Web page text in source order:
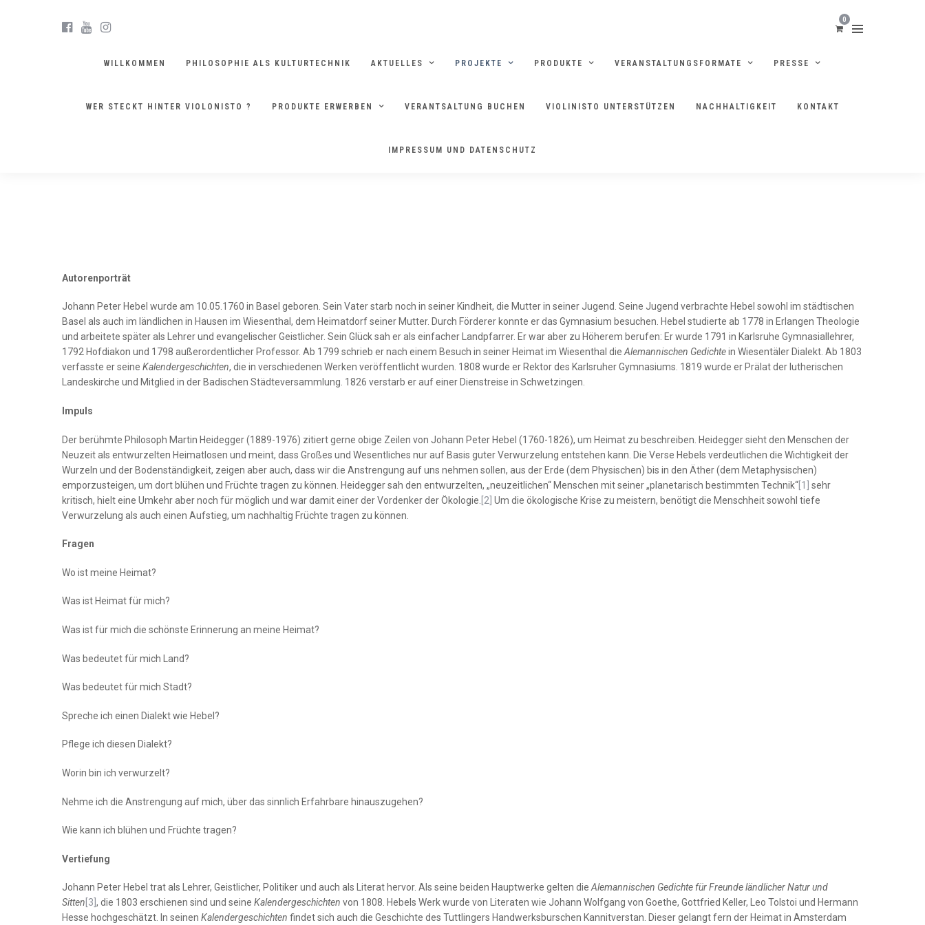
0
WILLKOMMEN PHILOSOPHIE ALS KULTURTECHNIK AKTUELLES PROJEKTE PRODUKTE VERANSTALTUNGSFORMATE PRESSE
WER STECKT HINTER VIOLONISTO ? PRODUKTE ERWERBEN VERANTSALTUNG BUCHEN VIOLINISTO UNTERSTÜTZEN NACHHALTIGKEIT KONTAKT
IMPRESSUM UND DATENSCHUTZ
Autorenporträt
Johann Peter Hebel wurde am 10.05.1760 in Basel geboren. Sein Vater starb noch in seiner Kindheit, die Mutter in seiner Jugend. Seine Jugend verbrachte Hebel sowohl im städtischen
Basel als auch im ländlichen in Hausen im Wiesenthal, dem Heimatdorf seiner Mutter. Durch Förderer konnte er das Gymnasium besuchen. Hebel studierte ab 1778 in Erlangen Theologie
und arbeitete später als Lehrer und evangelischer Geistlicher. Sein Glück sah er als einfacher Landpfarrer. Er war aber zu Höherem berufen: Er wurde 1791 in Karlsruhe Gymnasiallehrer,
1792 Hofdiakon und 1798 außerordentlicher Professor. Ab 1799 schrieb er nach einem Besuch in seiner Heimat im Wiesenthal dieAlemannischen Gedichtein Wiesentäler Dialekt. Ab 1803
verfasste er seine Kalendergeschichten, die in verschiedenen Werken veröffentlicht wurden. 1808 wurde er Rektor des Karlsruher Gymnasiums. 1819 wurde er Prälat der lutherischen
Landeskirche und Mitglied in der Badischen Städteversammlung. 1826 verstarb er auf einer Dienstreise in Schwetzingen.
Impuls
Der berühmte Philosoph Martin Heidegger (1889-1976) zitiert gerne obige Zeilen von Johann Peter Hebel (1760-1826), um Heimat zu beschreiben. Heidegger sieht den Menschen der
Neuzeit als entwurzelten Heimatlosen und meint, dass Großes und Wesentliches nur auf Basis guter Verwurzelung entstehen kann. Die Verse Hebels verdeutlichen die Wichtigkeit der
Wurzeln und der Bodenständigkeit, zeigen aber auch, dass wir die Anstrengung auf uns nehmen sollen, aus der Erde (dem Physischen) bis in den Äther (dem Metaphysischen)
emporzusteigen, um dort blühen und Früchte tragen zu können. Heidegger sah den entwurzelten, „neuzeitlichen“ Menschen mit seiner „planetarisch bestimmten Technik“[1] sehr
kritisch, hielt eine Umkehr aber noch für möglich und war damit einer der Vordenker der Ökologie. [2] Um die ökologische Krise zu meistern, benötigt die Menschheit sowohl tiefe
Verwurzelung als auch einen Aufstieg, um nachhaltig Früchte tragen zu können.
Fragen
Wo ist meine Heimat?
Was ist Heimat für mich?
Was ist für mich die schönste Erinnerung an meine Heimat?
Was bedeutet für mich Land?
Was bedeutet für mich Stadt?
Spreche ich einen Dialekt wie Hebel?
Pflege ich diesen Dialekt?
Worin bin ich verwurzelt?
Nehme ich die Anstrengung auf mich, über das sinnlich Erfahrbare hinauszugehen?
Wie kann ich blühen und Früchte tragen?
Vertiefung
Johann Peter Hebel trat als Lehrer, Geistlicher, Politiker und auch als Literat hervor. Als seine beiden Hauptwerke gelten dieAlemannischen Gedichte für Freunde ländlicher Natur und
Sitten [3] , die 1803 erschienen sind und seine Kalendergeschichten von 1808. Hebels Werk wurde von Literaten wie Johann Wolfgang von Goethe, Gottfried Keller, Leo Tolstoi und Hermann
Hesse hochgeschätzt. In seinen Kalendergeschichten findet sich auch die Geschichte des Tuttlingers Handwerksburschen Kannitverstan. Dieser gelangt fern der Heimat in Amsterdam